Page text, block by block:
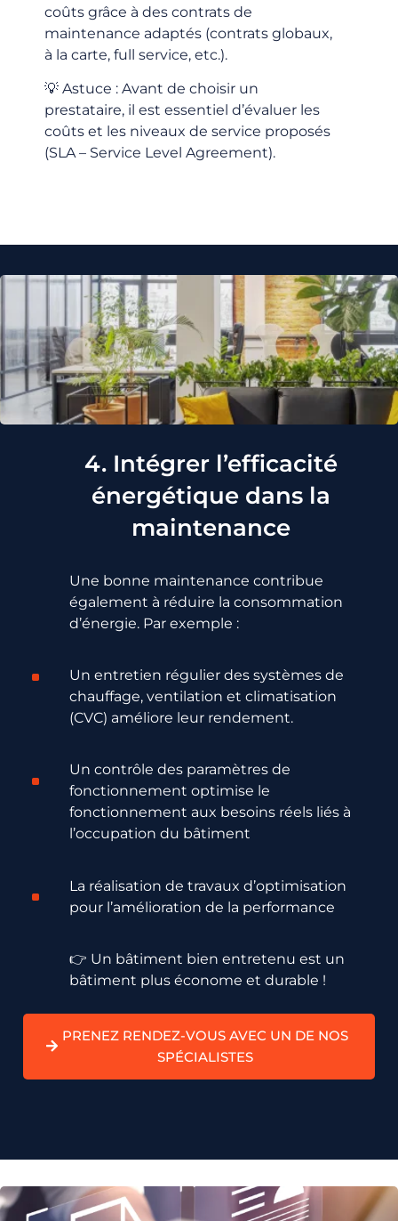
coûts grâce à des contrats de
maintenance adaptés (contrats globaux,
à la carte, full service, etc.).
💡 Astuce : Avant de choisir un
prestataire, il est essentiel d’évaluer les
coûts et les niveaux de service proposés
(SLA – Service Level Agreement).
4. Intégrer l’efficacité
énergétique dans la
maintenance
Une bonne maintenance contribue
également à réduire la consommation
d’énergie. Par exemple :
Un entretien régulier des systèmes de
chauffage, ventilation et climatisation
(CVC) améliore leur rendement.
Un contrôle des paramètres de
fonctionnement optimise le
fonctionnement aux besoins réels liés à
l’occupation du bâtiment
La réalisation de travaux d’optimisation
pour l’amélioration de la performance
👉 Un bâtiment bien entretenu est un
bâtiment plus économe et durable !
PRENEZ RENDEZ-VOUS AVEC UN DE NOS
SPÉCIALISTES